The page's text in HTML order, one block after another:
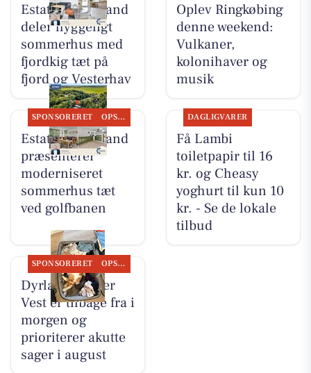
Estate Vestjylland
deler hyggeligt
sommerhus med
fjordkig tæt på
fjord og Vesterhav
Oplev Ringkøbing
denne weekend:
Vulkaner,
kolonihaver og
musik
SPONSORERET OPSLAGSTAVLEN
Estate Vestjylland
præsenterer
moderniseret
sommerhus tæt
ved golfbanen
DAGLIGVARER
Få Lambi
toiletpapir til 16
kr. og Cheasy
yoghurt til kun 10
kr. - Se de lokale
tilbud
SPONSORERET OPSLAGSTAVLEN
Dyrlæge Center
Vest er tilbage fra i
morgen og
prioriterer akutte
sager i august